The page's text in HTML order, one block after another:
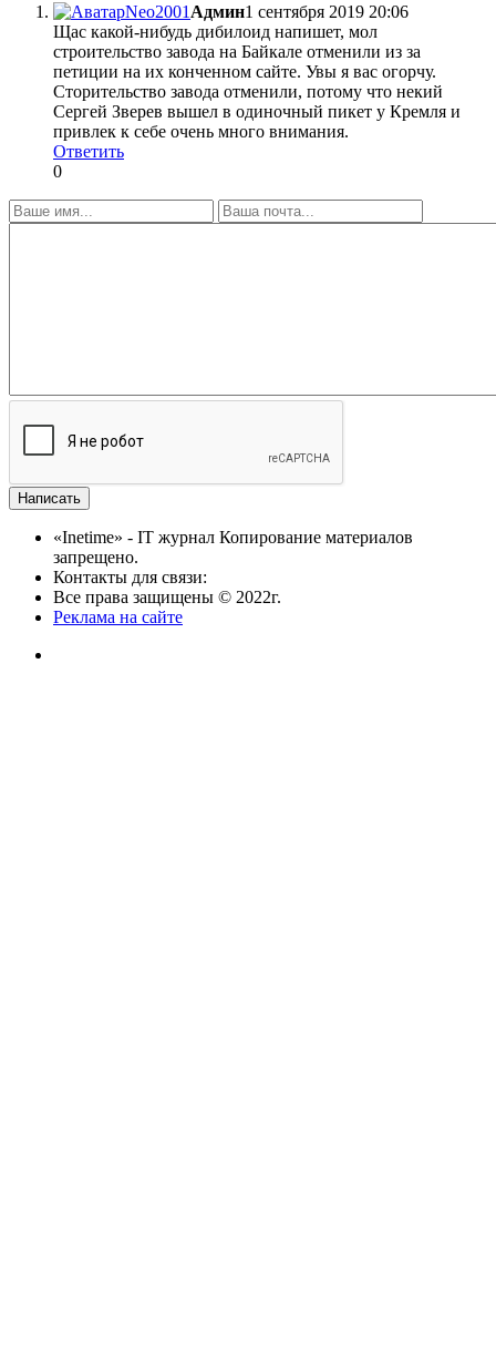
Neo2001 Админ1 сентября 2019 20:06
Щас какой-нибудь дибилоид напишет, мол
строительство завода на Байкале отменили из за
петиции на их конченном сайте. Увы я вас огорчу.
Сторительство завода отменили, потому что некий
Сергей Зверев вышел в одиночный пикет у Кремля и
привлек к себе очень много внимания.
Ответить
0
«Inetime» - IT журнал Копирование материалов
запрещено.
Контакты для связи:
Все права защищены © 2022г.
Реклама на сайте